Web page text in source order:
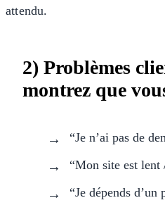
attendu.
2) Problèmes
montrez que
“Je n’ai pas de
“Mon site est lent
“Je dépends